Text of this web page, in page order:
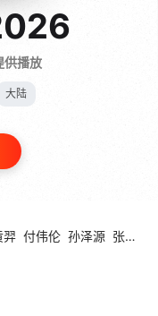
播放
大陆
羿 付伟伦 孙泽源 张祎格